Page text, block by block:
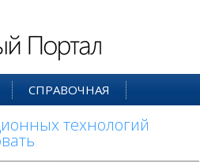
СПРАВОЧНАЯ
технологий